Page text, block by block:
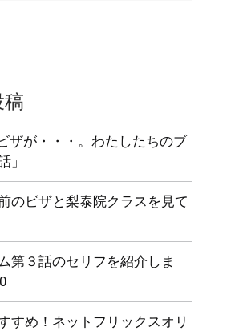
ザが・・・。わたしたちのブ
」
のビザと梨泰院クラスを見て
第３話のセリフを紹介しま
すめ！ネットフリックスオリ